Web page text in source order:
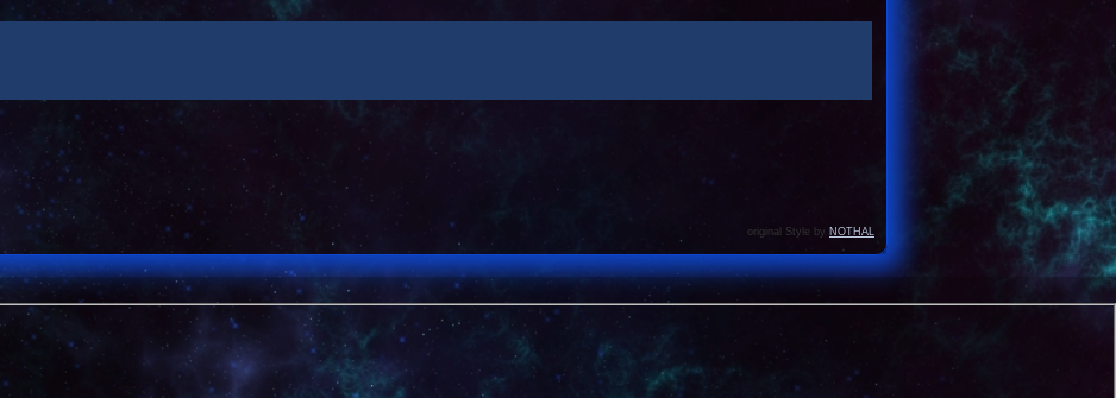
original Style by NOTHAL